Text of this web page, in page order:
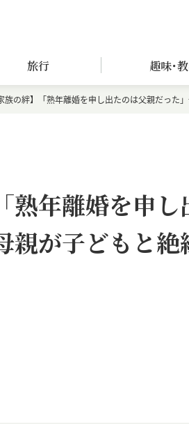
旅行 趣味･
家族の絆】「熟年離婚を申し出たのは父親だっ
熟年離婚を申し
親が子どもと